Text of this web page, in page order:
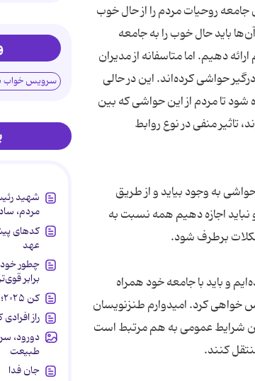
جامعه روحیات مردم را از حال خوب
باید حال خوب را به جامعه
دهیم. اما متاسفانه از مدیران
حواشی کرده‌اند. این در حالی
تا مردم از این حواشی که بین
تاثیر منفی در نوع روابط
به وجود بیاید و از طریق
اجازه دهیم همه نسبت به
برطرف شود.
و باید با جامعه خود همراه
خواهی کرد. امیدوارم طنزنویسان
شرایط عمومی به هم مرتبط است
کنند.
سرویس خواب
شهید
مردم،
کدهای
عهد
برابر
کن ۲۰۲۵؛ جشنواره‌ای علیه خانواده
راز
دورود،
طبیعت
جان فدا